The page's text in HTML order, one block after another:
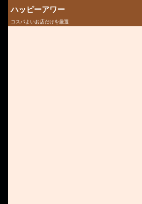
ハッピーアワー
コスパよいお店だけを厳選